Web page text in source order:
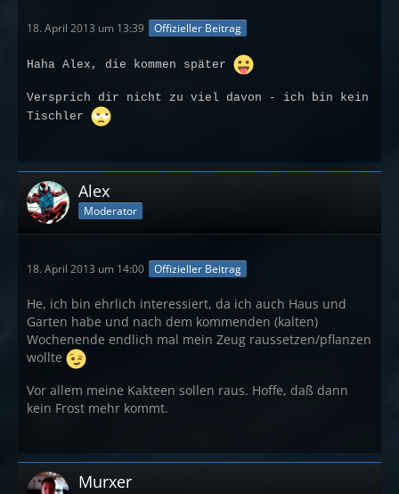
18. April 2013 um 13:39 Offizieller Beitrag
Haha Alex, die kommen später
Versprich dir nicht zu viel davon - ich bin kein
Tischler
Alex
Moderator
18. April 2013 um 14:00 Offizieller Beitrag
He, ich bin ehrlich interessiert, da ich auch Haus und
Garten habe und nach dem kommenden (kalten)
Wochenende endlich mal mein Zeug raussetzen/pflanzen
wollte
Vor allem meine Kakteen sollen raus. Hoffe, daß dann
kein Frost mehr kommt.
Murxer